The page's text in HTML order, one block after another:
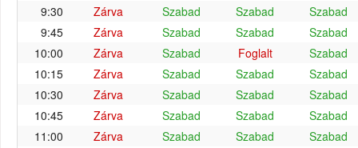
9:30
Zárva Szabad Szabad
Szabad
9:45
Zárva Szabad Szabad
Szabad
10:00
Zárva Szabad Foglalt
Szabad
10:15
Zárva Szabad Szabad
Szabad
10:30
Zárva Szabad Szabad
Szabad
10:45
Zárva Szabad Szabad
Szabad
11:00
Zárva Szabad Szabad
Szabad